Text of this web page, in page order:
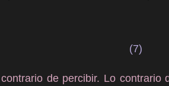
(7)
de percibir. Lo